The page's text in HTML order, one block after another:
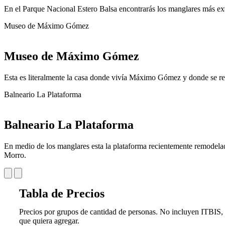
En el Parque Nacional Estero Balsa encontrarás los manglares más
Museo de Máximo Gómez
Museo de Máximo Gómez
Esta es literalmente la casa donde vivía Máximo Gómez y donde se
Balneario La Plataforma
Balneario La Plataforma
En medio de los manglares esta la plataforma recientemente
Morro.
Tabla de Precios
Precios por grupos de cantidad de personas. No incluyen ITBIS,
que quiera agregar.